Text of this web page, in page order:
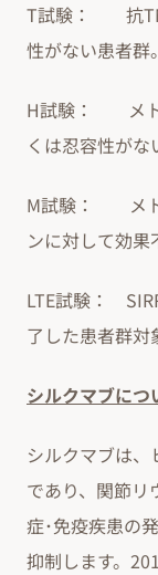
T試験： 抗
性がない患者群。
H試験： メト
くは忍容性が
M試験： メト
ンに対して効果
LTE試験：
了した患者群対
シルクマブにつ
シルクマブは
であり、関節リ
症･免疫疾患の
抑制します。